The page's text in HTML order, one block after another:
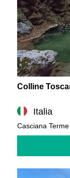
Colline
Italia
Casciana